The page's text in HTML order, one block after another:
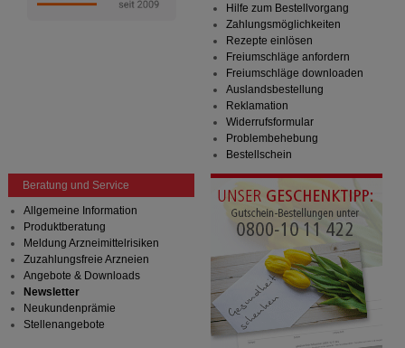
Hilfe zum Bestellvorgang
Zahlungsmöglichkeiten
Rezepte einlösen
Freiumschläge anfordern
Freiumschläge downloaden
Auslandsbestellung
Reklamation
Widerrufsformular
Problembehebung
Bestellschein
Beratung und Service
Allgemeine Information
Produktberatung
Meldung Arzneimittelrisiken
Zuzahlungsfreie Arzneien
Angebote & Downloads
Newsletter
Neukundenprämie
Stellenangebote